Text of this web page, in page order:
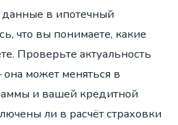
в ипотечный
что вы понимаете, какие
Проверьте актуальность
может меняться в
и вашей кредитной
ли в расчёт страховки